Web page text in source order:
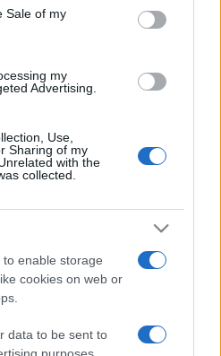
Sale of my
my
Advertising.
Use,
Sharing of my
with the
collected.
enable storage
cookies on web or
data to be sent to